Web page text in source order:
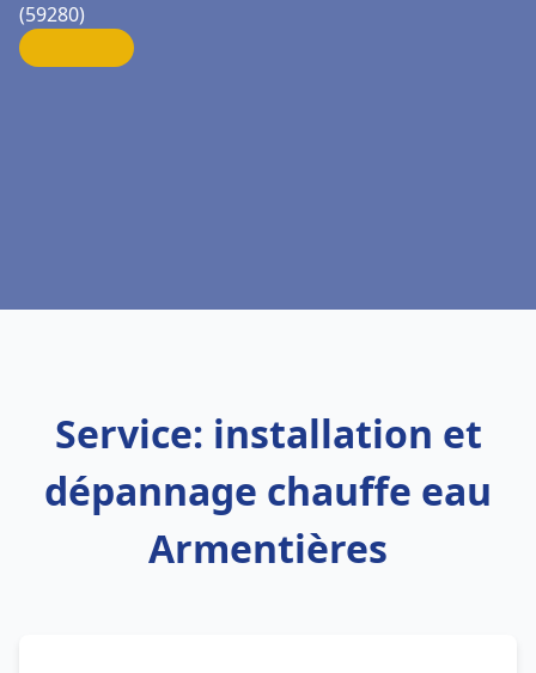
(59280)
Service: installation et
dépannage chauffe eau
Armentières